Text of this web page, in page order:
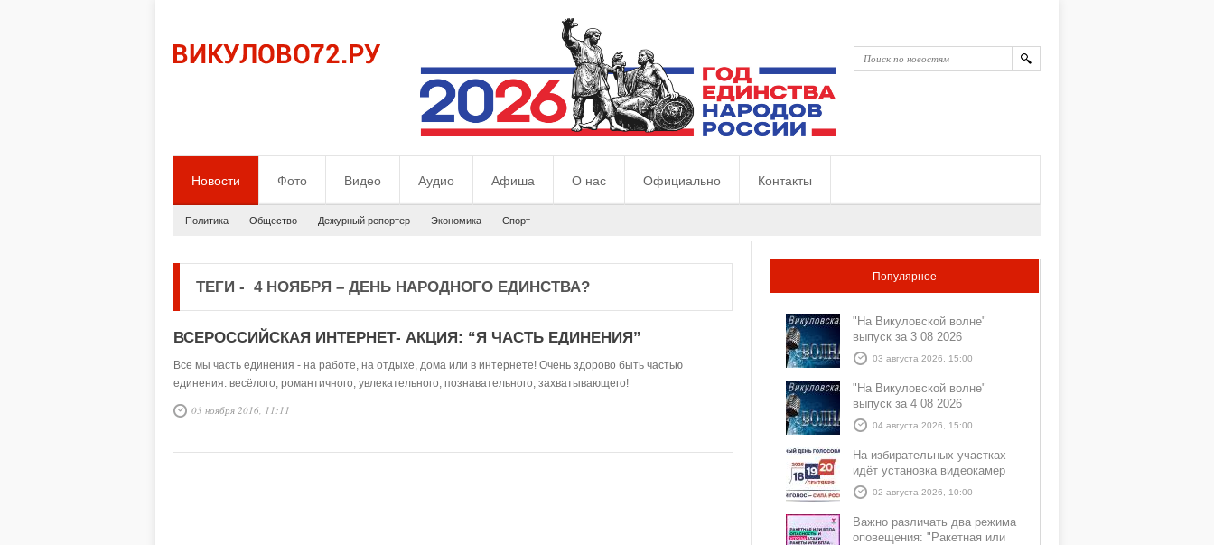
Новости Фото Видео Аудио Афиша О нас Официально Контакты
Политика Общество Дежурный репортер Экономика Спорт
ТЕГИ - 4 НОЯБРЯ – ДЕНЬ НАРОДНОГО ЕДИНСТВА?
ВСЕРОССИЙСКАЯ ИНТЕРНЕТ- АКЦИЯ: “Я ЧАСТЬ ЕДИНЕНИЯ”
Все мы часть единения - на работе, на отдыхе, дома или в интернете! Очень здорово быть частью
единения: весёлого, романтичного, увлекательного, познавательного, захватывающего!
03 ноября 2016, 11:11
Популярное
"На Викуловской волне"
выпуск за 3 08 2026
03 августа 2026, 15:00
"На Викуловской волне"
выпуск за 4 08 2026
04 августа 2026, 15:00
На избирательных участках
идёт установка видеокамер
02 августа 2026, 10:00
Важно различать два режима
оповещения: "Ракетная или